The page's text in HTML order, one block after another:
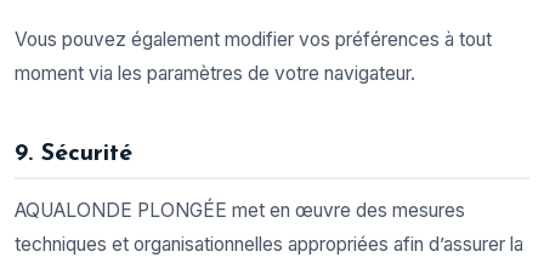
Vous pouvez également modifier vos préférences à tout
moment via les paramètres de votre navigateur.
9. Sécurité
AQUALONDE PLONGÉE met en œuvre des mesures
techniques et organisationnelles appropriées afin d’assurer la